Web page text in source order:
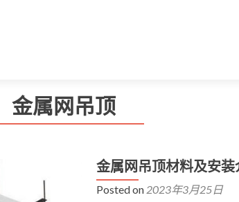
金属网吊顶
金属网吊顶材料及安装
Posted on 2023年3月25日